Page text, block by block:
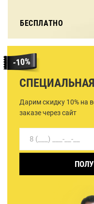
БЕСПЛАТНО
СПЕЦИАЛЬНАЯ
Дарим скидку 10% на
заказе через сайт